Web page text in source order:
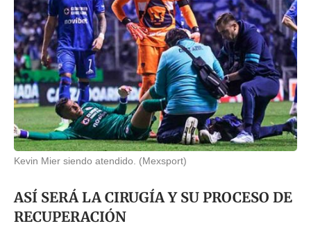
Kevin Mier siendo atendido. (Mexsport)
ASÍ SERÁ LA CIRUGÍA Y SU PROCESO DE
RECUPERACIÓN